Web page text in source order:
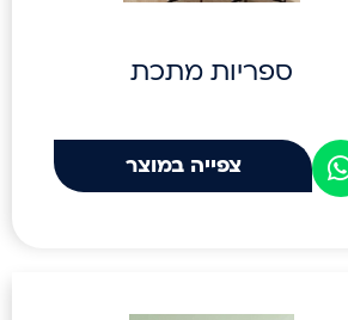
ספריות מתכת
צפייה במוצר